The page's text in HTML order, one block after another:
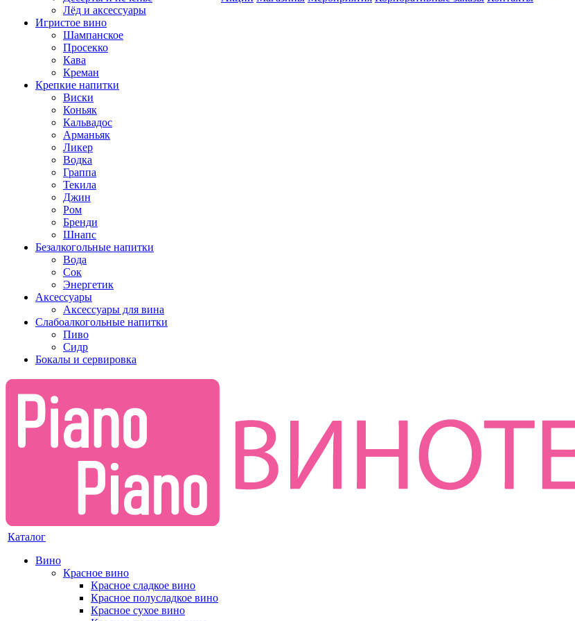
Лёд и аксессуары
Игристое вино
Шампанское
Просекко
Кава
Креман
Крепкие напитки
Виски
Коньяк
Кальвадос
Арманьяк
Ликер
Водка
Граппа
Текила
Джин
Ром
Бренди
Шнапс
Безалкогольные напитки
Вода
Сок
Энергетик
Аксессуары
Аксессуары для вина
Слабоалкогольные напитки
Пиво
Сидр
Бокалы и сервировка
Каталог
Вино
Красное вино
Красное сладкое вино
Красное полусладкое вино
Красное сухое вино